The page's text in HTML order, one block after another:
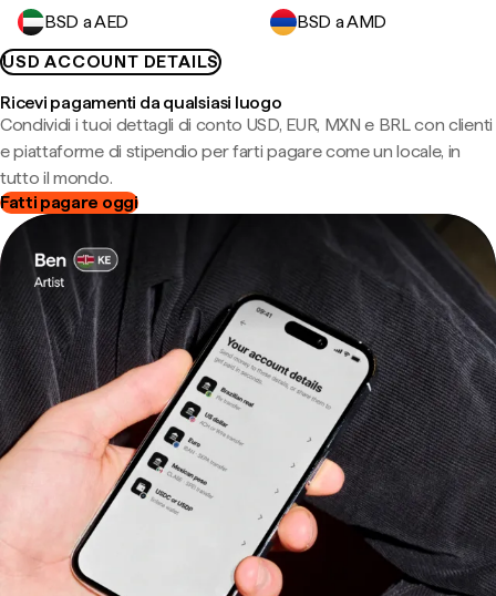
BSD a AED
BSD a AMD
USD ACCOUNT DETAILS
Ricevi pagamenti da qualsiasi luogo
Condividi i tuoi dettagli di conto USD, EUR, MXN e BRL con clienti
e piattaforme di stipendio per farti pagare come un locale, in
tutto il mondo.
Fatti pagare oggi